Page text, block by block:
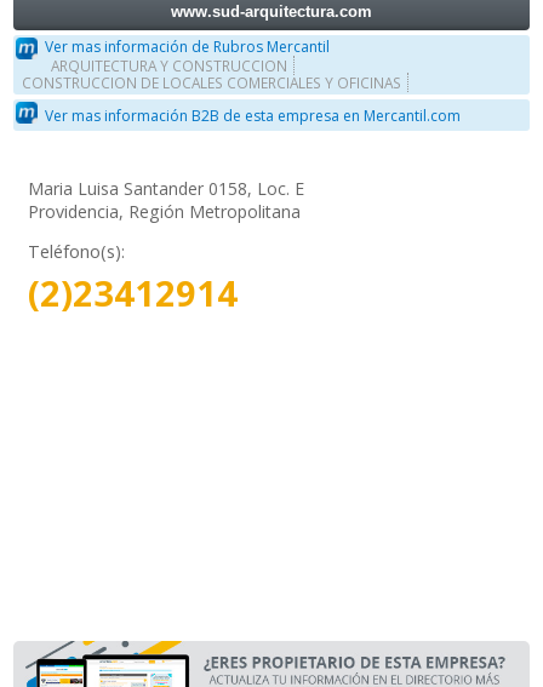
www.sud-arquitectura.com
Ver mas información de Rubros Mercantil
ARQUITECTURA Y CONSTRUCCION
CONSTRUCCION DE LOCALES COMERCIALES Y OFICINAS
Ver mas información B2B de esta empresa en Mercantil.com
Maria Luisa Santander 0158, Loc. E
Providencia, Región Metropolitana
Teléfono(s):
(2)23412914